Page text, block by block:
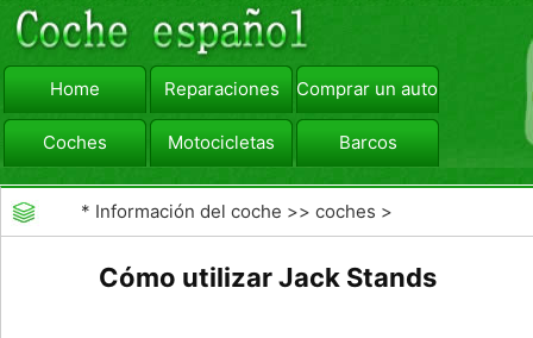
Home Reparaciones Comprar un automóvil
Coches Motocicletas Barcos
viajar Camiones
* Información del coche >>coches >
Cómo utilizar Jack Stands